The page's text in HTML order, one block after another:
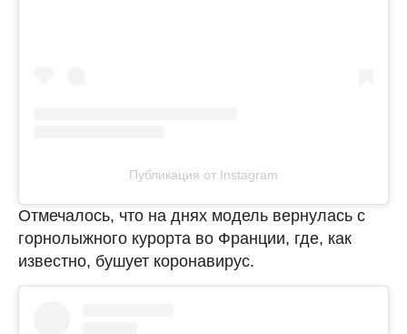
Публикация от Instagram
Отмечалось, что на днях модель вернулась с
горнолыжного курорта во Франции, где, как
известно, бушует коронавирус.